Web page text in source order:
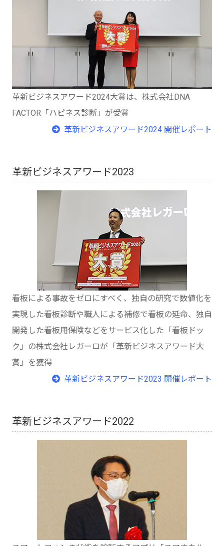
革新ビジネスアワード2024大賞は、株式会社DNA
FACTOR「ハピネス診断」が受賞
革新ビジネスアワード2024 開催レポート
革新ビジネスアワード2023
看板による事故をゼロにすべく、独自の研究で数値化を
実現した看板診断や職人による補修で看板の延命、独自
開発した看板用保険などをサービス化した「看板ドッ
ク」の株式会社レガーロが「革新ビジネスアワード大
賞」を獲得
革新ビジネスアワード2023 開催レポート
革新ビジネスアワード2022